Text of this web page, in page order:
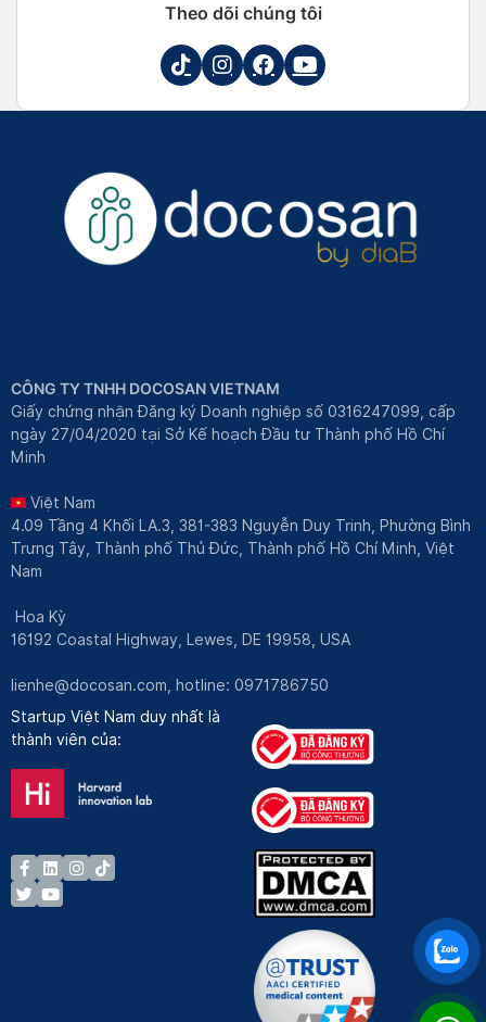
Theo dõi chúng tôi
CÔNG TY TNHH DOCOSAN VIETNAM
Giấy chứng nhận Đăng ký Doanh nghiệp số 0316247099, cấp
ngày 27/04/2020 tại Sở Kế hoạch Đầu tư Thành phố Hồ Chí
Minh
Việt Nam
4.09 Tầng 4 Khối LA.3, 381-383 Nguyễn Duy Trinh, Phường Bình
Trưng Tây, Thành phố Thủ Đức, Thành phố Hồ Chí Minh, Việt
Nam
Hoa Kỳ
16192 Coastal Highway, Lewes, DE 19958, USA
lienhe@docosan.com , hotline: 0971786750
Startup Việt Nam duy nhất là
thành viên của: